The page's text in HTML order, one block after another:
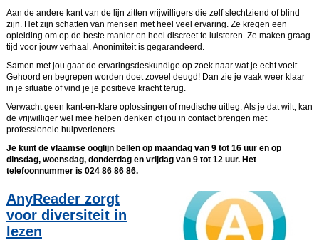
Aan de andere kant van de lijn zitten vrijwilligers die zelf slechtziend of blind
zijn. Het zijn schatten van mensen met heel veel ervaring. Ze kregen een
opleiding om op de beste manier en heel discreet te luisteren. Ze maken graag
tijd voor jouw verhaal. Anonimiteit is gegarandeerd.
Samen met jou gaat de ervaringsdeskundige op zoek naar wat je echt voelt.
Gehoord en begrepen worden doet zoveel deugd! Dan zie je vaak weer klaar
in je situatie of vind je je positieve kracht terug.
Verwacht geen kant-en-klare oplossingen of medische uitleg. Als je dat wilt, kan
de vrijwilliger wel mee helpen denken of jou in contact brengen met
professionele hulpverleners.
Je kunt de vlaamse ooglijn bellen op maandag van 9 tot 16 uur en op
dinsdag, woensdag, donderdag en vrijdag van 9 tot 12 uur. Het
telefoonnummer is 024 86 86 86.
AnyReader zorgt
voor diversiteit in
lezen